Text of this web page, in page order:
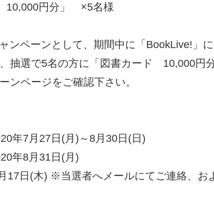
10,000円分」 ×5名様
ンペーンとして、期間中に「BookLive!」
抽選で5名の方に「図書カード 10,000円
ンページをご確認下さい。
年7月27日(月)～8月30日(日)
年8月31日(月)
17日(木) ※当選者へメールにてご連絡、お